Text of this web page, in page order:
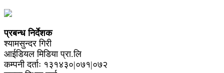
प्रबन्ध निर्देशक
श्यामसुन्दर गिरी
आईडियल मिडिया प्रा.लि
कम्पनी दर्ताः १३१४३०|०७१|०७२